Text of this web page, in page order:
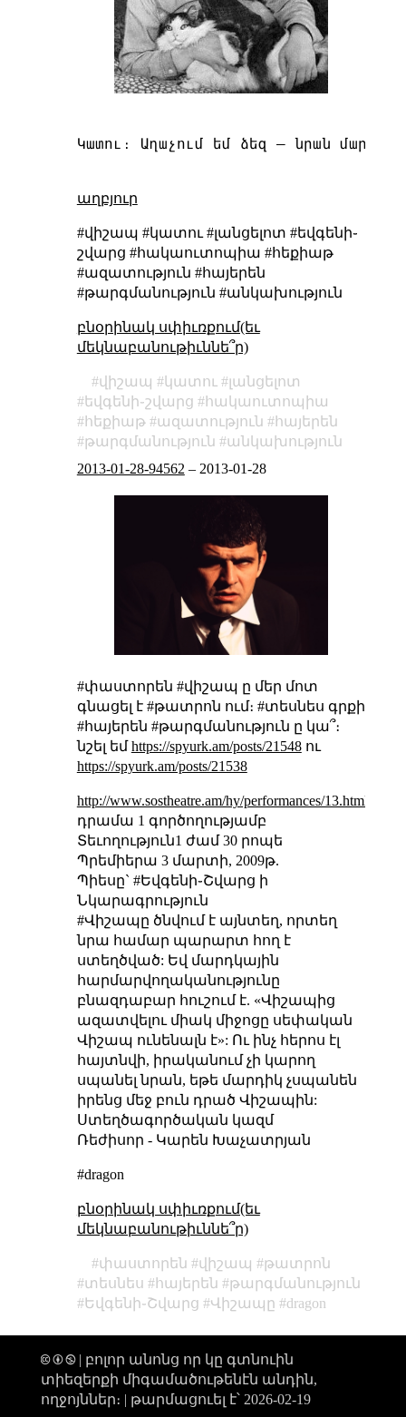
Կատու։ Աղաչում եմ ձեզ — նրան
աղբյուր
#վիշապ #կատու #լանցելոտ #եվգենի֊
շվարց #հակաուտոպիա #հեքիաթ
#ազատություն #հայերեն
#թարգմանություն #անկախություն
բնօրինակ սփիւռքում(եւ
մեկնաբանութիւննե՞ր)
վիշապ կատու
լանցելոտ
եվգենի֊շվարց
հակաուտոպիա
հեքիաթ
ազատություն
հայերեն
թարգմանություն
անկախություն
2013-01-28-94562 – 2013-01-28
#փաստորեն #վիշապ ը մեր մոտ
գնացել է #թատրոն ում։ #տեսնես գրքի
#հայերեն #թարգմանություն ը կա՞։
նշել եմhttps://spyurk.am/posts/21548ու
https://spyurk.am/posts/21538
http://www.sostheatre.am/hy/performances/13.html
դրամա 1 գործողությամբ
Տեւողություն1 ժամ 30 րոպե
Պրեմիերա 3 մարտի, 2009թ.
Պիեսը` #Եվգենի֊Շվարց ի
Նկարագրություն
#Վիշապը ծնվում է այնտեղ, որտեղ
նրա համար պարարտ հող է
ստեղծված: Եվ մարդկային
հարմարվողականությունը
բնազդաբար հուշում է. «Վիշապից
ազատվելու միակ միջոցը սեփական
Վիշապ ունենալն է»: Ու ինչ հերոս էլ
հայտնվի, իրականում չի կարող
սպանել նրան, եթե մարդիկ չսպանեն
իրենց մեջ բուն դրած Վիշապին:
Ստեղծագործական կազմ
Ռեժիսոր - Կարեն Խաչատրյան
#dragon
բնօրինակ սփիւռքում(եւ
մեկնաբանութիւննե՞ր)
փաստորեն վիշապ
թատրոն
տեսնես
հայերեն
թարգմանություն
Եվգենի֊Շվարց
Վիշապը dragon
🅭 🅯 🄏 | բոլոր անոնց որ կը գտնուին
տիեզերքի միգամածութենէն անդին,
ողջոյններ։ | թարմացուել է՝ 2026-02-19